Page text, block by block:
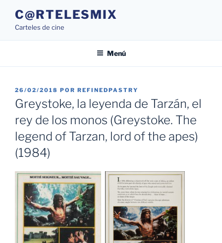
contenido
C@RTELESMIX
Carteles de cine
Menú
PUBLICADO
EL
26/02/2018 POR REFINEDPASTRY
Greystoke, la leyenda de Tarzán, el
rey de los monos (Greystoke. The
legend of Tarzan, lord of the apes)
(1984)